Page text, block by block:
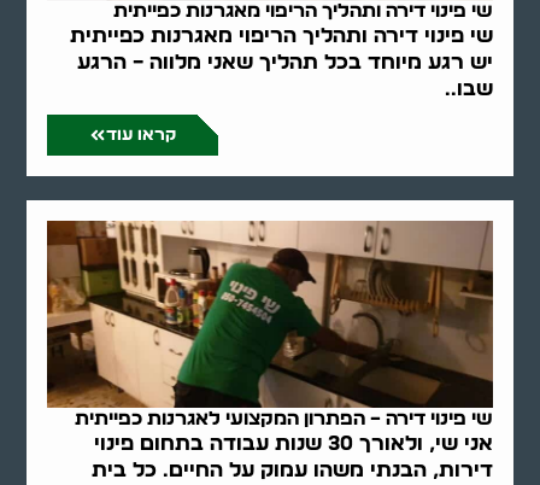
שי פינוי דירה ותהליך הריפוי מאגרנות כפייתית
שי פינוי דירה ותהליך הריפוי מאגרנות כפייתית
יש רגע מיוחד בכל תהליך שאני מלווה – הרגע
שבו..
קראו עוד
שי פינוי דירה – הפתרון המקצועי לאגרנות כפייתית
אני שי, ולאורך 30 שנות עבודה בתחום פינוי
דירות, הבנתי משהו עמוק על החיים. כל בית